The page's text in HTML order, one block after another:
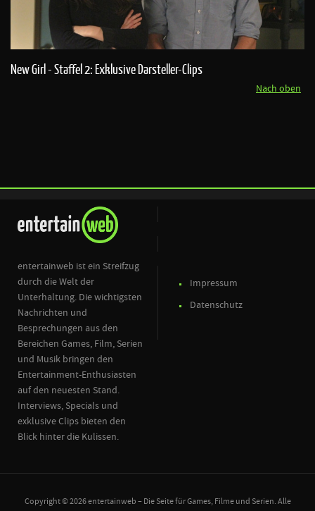
New Girl - Staffel 2: Exklusive Darsteller-Clips
Nach oben
entertainweb ist ein Streifzug
durch die Welt der
Unterhaltung. Die wichtigsten
Nachrichten und
Besprechungen aus den
Bereichen Games, Film, Serien
und Musik bringen den
Entertainment-Enthusiasten
auf den neuesten Stand.
Interviews, Specials und
exklusive Clips bieten den
Blick hinter die Kulissen.
Impressum
Datenschutz
Copyright © 2026 entertainweb – Die Seite für Games, Filme und Serien. Alle